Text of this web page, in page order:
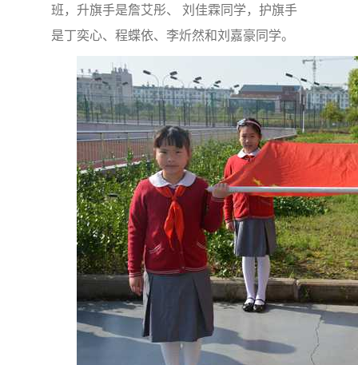
班，升旗手是詹艾彤、 刘佳霖同学，护旗手
是丁奕心、程蝶依、李炘然和刘嘉豪同学。